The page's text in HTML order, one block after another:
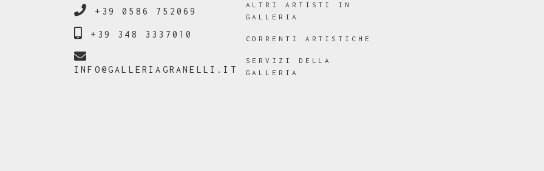
+39 0586 752069
+39 348 3337010
INFO@GALLERIAGRANELLI.IT
ALTRI ARTISTI IN
GALLERIA
CORRENTI ARTISTICHE
SERVIZI DELLA
GALLERIA